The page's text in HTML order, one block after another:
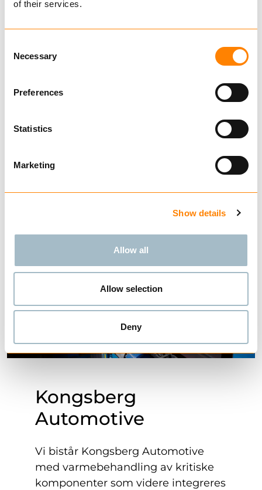
of their services.
Selection
Necessary
Preferences
Statistics
Marketing
Show details
Allow all
Allow selection
Deny
Kongsberg
Automotive
Vi bistår Kongsberg Automotive
med varmebehandling av kritiske
komponenter som videre integreres